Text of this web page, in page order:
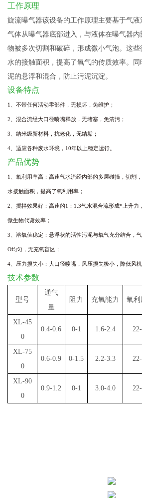
工作原理
旋流曝气器该设备的工作原理主要基于气液
气体从曝气器底部进入，与液体在曝气器
物被多次切割和破碎，形成微小气泡。这
水的接触面积，提高了氧气的传质效率。
泥的悬浮和混合，防止污泥沉淀。
设备特点
1、不带任何活动零部件，无损坏，免维护；
2、混合流经大口径喷嘴释放，无堵塞，免清污；
3、纳米级新材料，抗老化，无结垢；
4、适应各种废水环境，10年以上稳定运行。
产品优势
1、氧利用率高：高速气水流经内部的多层碰撞，切割
水接触面积，提高了氧利用率；
2、搅拌效果好：高速的1：1.3气水混合流形成*上升力
微生物代谢效率；
3、溶氧值稳定：悬浮状的活性污泥与氧气充分结合，
O均匀，无充氧盲区；
4、压力损失小：大口径喷嘴，风压损失极小，降低风
技术参数
型号
通气
量
阻力 充氧能力 氧利
XL-45
0
0.4-0.6 0-1 1.6-2.4
XL-75
0
0.6-0.9 0-1.5 2.2-3.3
XL-90
0
0.9-1.2 0-1 3.0-4.0